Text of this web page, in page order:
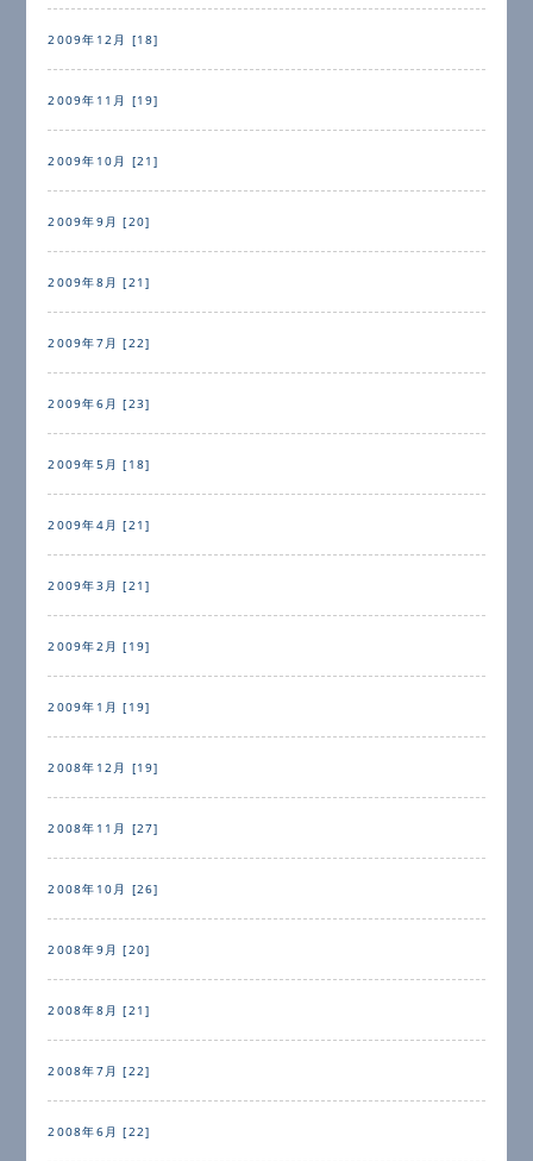
2009年12月 [18]
2009年11月 [19]
2009年10月 [21]
2009年9月 [20]
2009年8月 [21]
2009年7月 [22]
2009年6月 [23]
2009年5月 [18]
2009年4月 [21]
2009年3月 [21]
2009年2月 [19]
2009年1月 [19]
2008年12月 [19]
2008年11月 [27]
2008年10月 [26]
2008年9月 [20]
2008年8月 [21]
2008年7月 [22]
2008年6月 [22]